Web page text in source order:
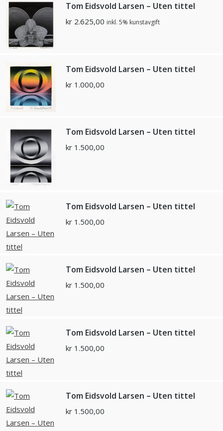
Tom Eidsvold Larsen – Uten tittel
kr 2.625,00 inkl. 5% kunstavgift
Tom Eidsvold Larsen – Uten tittel
kr 1.000,00
Tom Eidsvold Larsen – Uten tittel
kr 1.500,00
Tom Eidsvold Larsen – Uten tittel
kr 1.500,00
Tom Eidsvold Larsen – Uten tittel
kr 1.500,00
Tom Eidsvold Larsen – Uten tittel
kr 1.500,00
Tom Eidsvold Larsen – Uten tittel
kr 1.500,00